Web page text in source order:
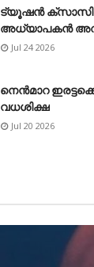
ട്യൂഷൻ
അധ്യാപകൻ
Jul 24 2026
നെൻമാറ
വധശിക്ഷ
Jul 20 2026